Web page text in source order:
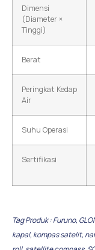
Dimensi
(Diameter ×
Tinggi)
Berat
Peringkat Kedap
Air
Suhu Operasi
Sertifikasi
Tag Produk :Furuno,
kapal, kompas satelit,